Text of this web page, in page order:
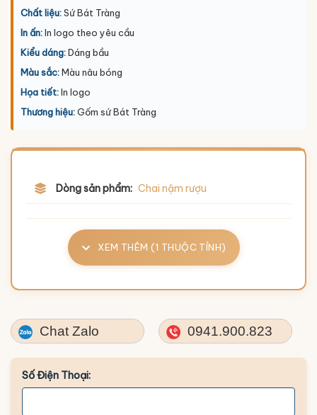
Chất liệu:Sứ Bát Tràng
In ấn:In logo theo yêu cầu
Kiểu dáng:Dáng bầu
Màu sắc:Màu nâu bóng
Họa tiết:In logo
Thương hiệu:Gốm sứ Bát Tràng
Dòng sản phẩm: Chai nậm rượu
XEM THÊM (1 THUỘC TÍNH)
Chat Zalo 0941.900.823
Số Điện Thoại: